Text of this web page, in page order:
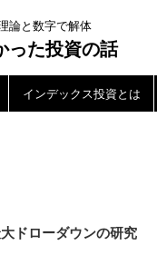
論と数字で解体
った投資の話
インデックス投資とは
ドローダウンの研究